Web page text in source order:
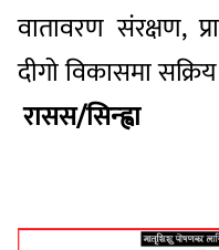
वातावरण संरक्षण,
दीगो विकासमा
रासस/सिन्ह्वा